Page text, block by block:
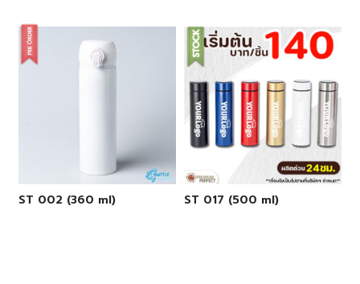
ST 002 (360 ml) ST 017 (500 ml)